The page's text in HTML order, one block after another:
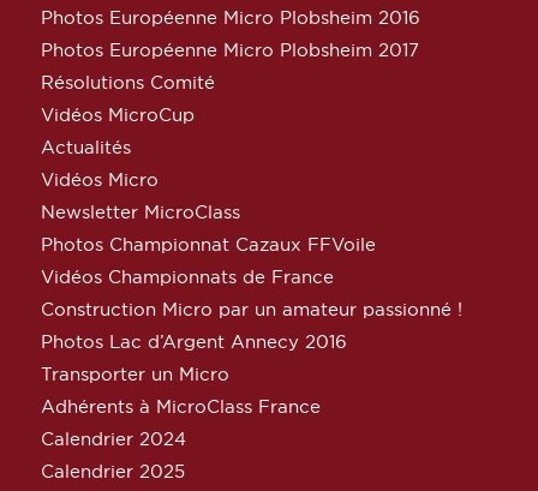
Photos Européenne Micro Plobsheim 2016
Photos Européenne Micro Plobsheim 2017
Résolutions Comité
Vidéos MicroCup
Actualités
Vidéos Micro
Newsletter MicroClass
Photos Championnat Cazaux FFVoile
Vidéos Championnats de France
Construction Micro par un amateur passionné !
Photos Lac d’Argent Annecy 2016
Transporter un Micro
Adhérents à MicroClass France
Calendrier 2024
Calendrier 2025